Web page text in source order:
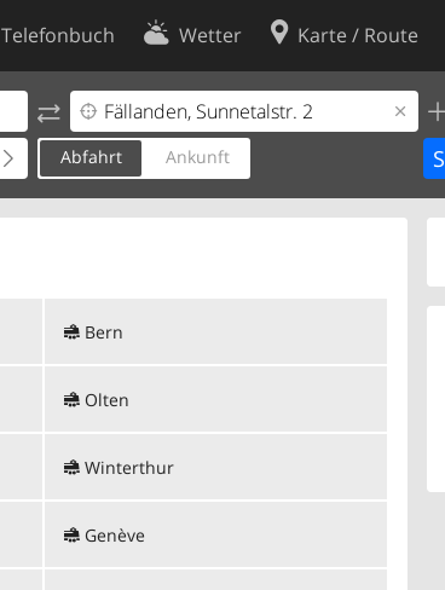
Telefonbuch Wetter Karte / Route
Abfahrt Ankunft
Bern
Olten
Winterthur
Genève
Kontakt
Nutzungsbedingungen